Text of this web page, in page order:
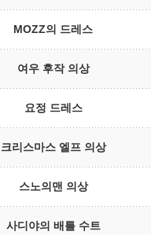
MOZZ의 드레스
여우 후작 의상
요정 드레스
크리스마스 엘프 의상
스노의맨 의상
사디야의 배틀 수트